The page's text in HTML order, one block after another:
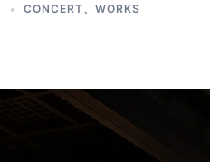
CONCERT、 WORKS